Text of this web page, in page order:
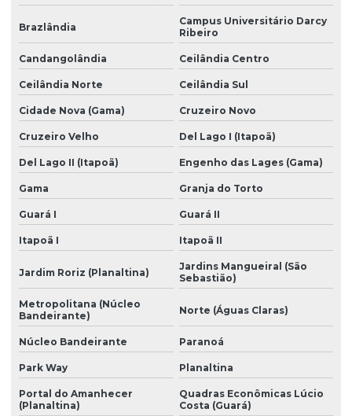
Gestão de obras na construção civil
Orçamento construção civil
Planejamento e acompanhamento de obra
Planejamento e execução de obras
Planejamento executivo de obra
Planejamento e gerenciamento de obras
Planejamento de mão de obra
Planejamento de obra residencial
Planejamento de obras
Planejamento de obras de interiores
Planejamento e orçamento de obra
Brazlândia
Campus Universitário Darcy
Ribeiro
Candangolândia Ceilândia Centro
Ceilândia Norte Ceilândia Sul
Cidade Nova (Gama) Cruzeiro Novo
Cruzeiro Velho Del Lago I (Itapoã)
Del Lago II (Itapoã) Engenho das Lages (Gama)
Gama Granja do Torto
Guará I Guará II
Itapoã I Itapoã II
Jardim Roriz (Planaltina)
Jardins Mangueiral (São
Sebastião)
Metropolitana (Núcleo
Bandeirante)
Norte (Águas Claras)
Núcleo Bandeirante Paranoá
Park Way Planaltina
Portal do Amanhecer
(Planaltina)
Quadras Econômicas Lúcio
Costa (Guará)